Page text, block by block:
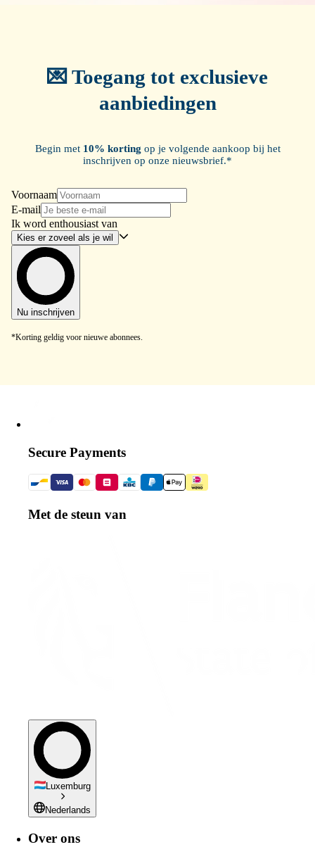
💌 Toegang tot exclusieve
aanbiedingen
Begin met 10% korting op je volgende aankoop bij het
inschrijven op onze nieuwsbrief.*
Voornaam
E-mail
Ik word enthousiast van
Kies er zoveel als je wil
Nu inschrijven
*Korting geldig voor nieuwe abonnees.
Secure Payments
Met de steun van
Luxemburg
Nederlands
Over ons